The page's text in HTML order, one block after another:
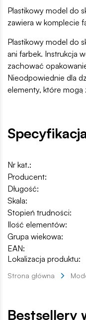
Plastikowy model do
zawiera w komplecie
Plastikowy model do
ani farbek. Instrukcja
zachować
Nieodpowiednie dla
elementy, które mogą
Nr kat.:
Producent:
Długość:
Skala:
Stopień trudności:
Ilość elementów:
Grupa wiekowa:
EAN:
Lokalizacja produktu:
Strona główna
Bestsellery